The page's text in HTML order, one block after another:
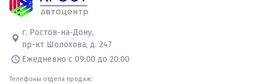
г. Ростов-на-Дону,
пр-кт Шолохова, д. 247
Ежедневно с 09:00 до 20:00
Телефоны отдела продаж: